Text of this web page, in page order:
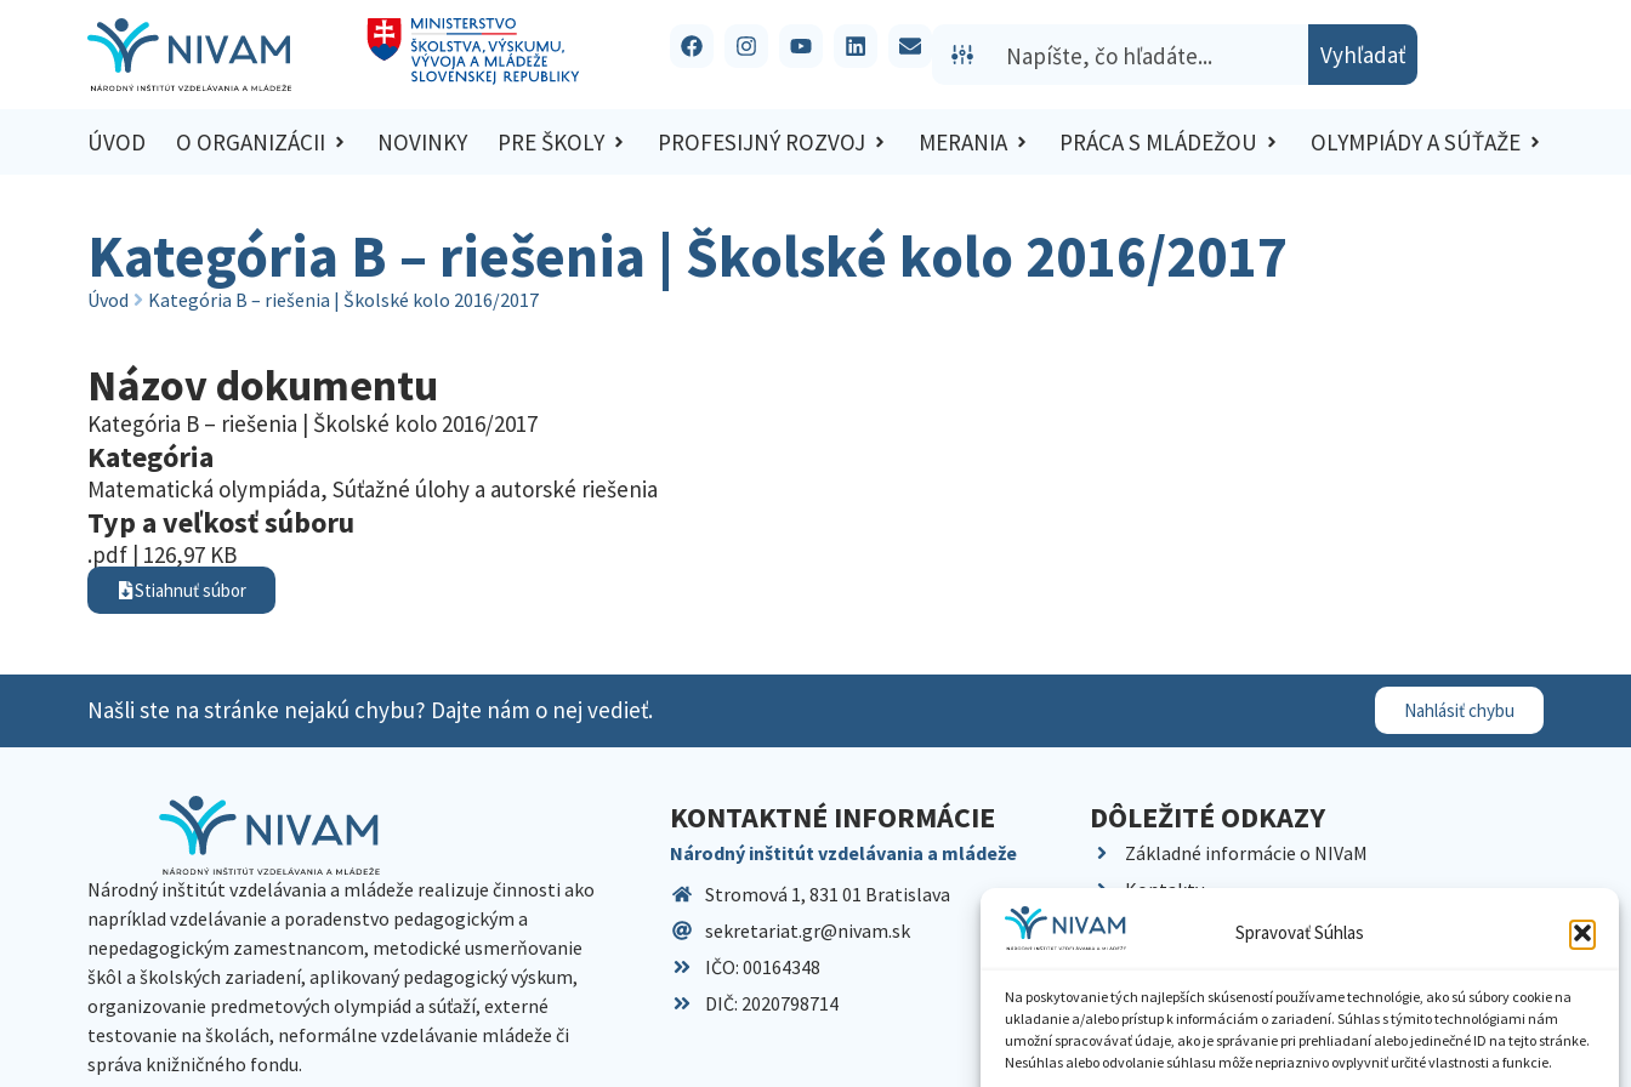
Spravovať Súhlas
Na poskytovanie tých najlepších skúseností používame technológie, ako sú súbory cookie na
ukladanie a/alebo prístup k informáciám o zariadení. Súhlas s týmito technológiami nám
umožní spracovávať údaje, ako je správanie pri prehliadaní alebo jedinečné ID na tejto stránke.
Nesúhlas alebo odvolanie súhlasu môže nepriaznivo ovplyvniť určité vlastnosti a funkcie.
Vyhľadať
ÚVOD O ORGANIZÁCII NOVINKY PRE ŠKOLY PROFESIJNÝ ROZVOJ MERANIA PRÁCA S MLÁDEŽOU OLYMPIÁDY A SÚŤAŽE
Kategória B – riešenia | Školské kolo 2016/2017
Úvod Kategória B – riešenia | Školské kolo 2016/2017
Názov dokumentu
Kategória B – riešenia | Školské kolo 2016/2017
Kategória
Matematická olympiáda, Súťažné úlohy a autorské riešenia
Typ a veľkosť súboru
.pdf | 126,97 KB
Stiahnuť súbor
Našli ste na stránke nejakú chybu? Dajte nám o nej vedieť. Nahlásiť chybu
Národný inštitút vzdelávania a mládeže realizuje činnosti ako
napríklad vzdelávanie a poradenstvo pedagogickým a
nepedagogickým zamestnancom, metodické usmerňovanie
škôl a školských zariadení, aplikovaný pedagogický výskum,
organizovanie predmetových olympiád a súťaží, externé
testovanie na školách, neformálne vzdelávanie mládeže či
správa knižničného fondu.
KONTAKTNÉ INFORMÁCIE
Národný inštitút vzdelávania a mládeže
Stromová 1, 831 01 Bratislava
sekretariat.gr@nivam.sk
IČO: 00164348
DIČ: 2020798714
DÔLEŽITÉ ODKAZY
Základné informácie o NIVaM
Kontakty
Kariéra
Pracoviská NIVaM
Dokumenty inštitúcie
Knižnica